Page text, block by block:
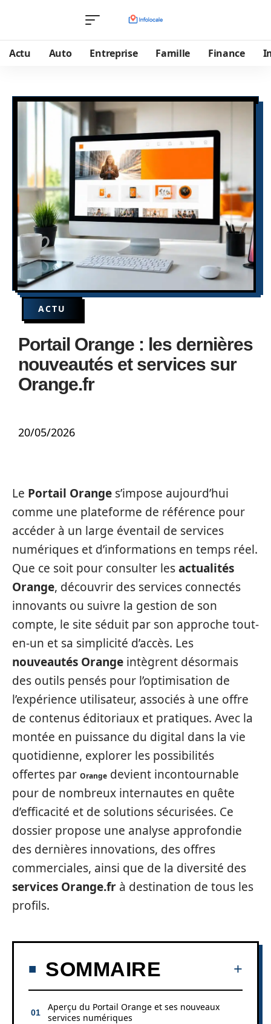
Actu Auto Entreprise Famille Finance
ACTU
Portail Orange : les dernières
nouveautés et services sur
Orange.fr
20/05/2026
Le Portail Orange s’impose aujourd’hui
comme une plateforme de référence pour
accéder à un large éventail de services
numériques et d’informations en temps réel.
Que ce soit pour consulter lesactualités
Orange, découvrir des services connectés
innovants ou suivre la gestion de son
compte, le site séduit par son approche tout-
en-un et sa simplicité d’accès. Les
nouveautés Orange intègrent désormais
des outils pensés pour l’optimisation de
l’expérience utilisateur, associés à une offre
de contenus éditoriaux et pratiques. Avec la
montée en puissance du digital dans la vie
quotidienne, explorer les possibilités
offertes par Orange devient incontournable
pour de nombreux internautes en quête
d’efficacité et de solutions sécurisées. Ce
dossier propose une analyse approfondie
des dernières innovations, des offres
commerciales, ainsi que de la diversité des
services Orange.fr à destination de tous les
profils.
SOMMAIRE
Aperçu du Portail Orange et ses nouveaux
services numériques